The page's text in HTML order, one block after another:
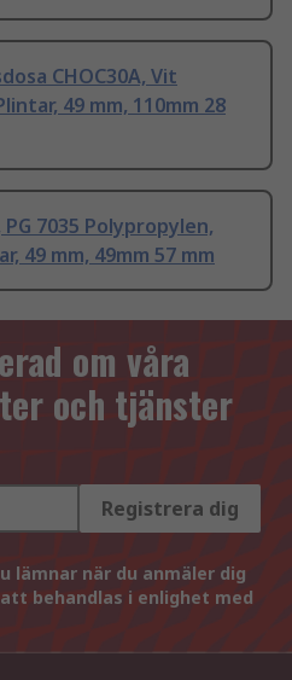
CHOC30A, Vit
49 mm, 110mm 28
7035 Polypropylen,
49 mm, 49mm 57 mm
om våra
och tjänster
Registrera dig
lämnar när du anmäler dig
behandlas i enlighet med